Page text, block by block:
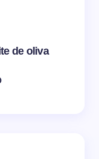
de oliva